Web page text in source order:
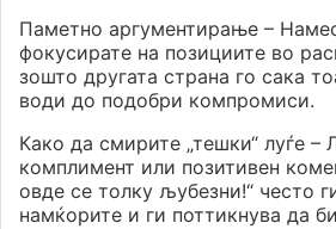
Паметно аргументирање –
фокусирате на позициите во
зошто другата страна го сака
води до подобри компромиси.
Како да смирите „тешки“ луѓе –
комплимент или позитивен
овде се толку љубезни!“ често
намќорите и ги поттикнува да